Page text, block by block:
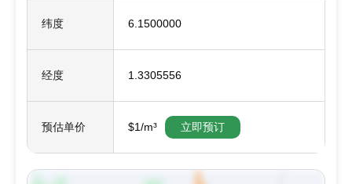
纬度 6.1500000
经度 1.3305556
预估单价 $1/m³ 立即预订